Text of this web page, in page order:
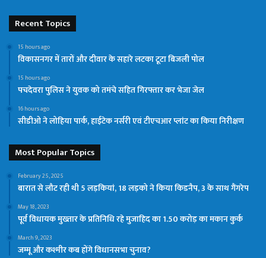
Recent Topics
15 hours ago
विकासनगर में तारों और दीवार के सहारे लटका टूटा बिजली पोल
15 hours ago
पचदेवरा पुलिस ने युवक को तमंचे सहित गिरफ्तार कर भेजा जेल
16 hours ago
सीडीओ ने लोहिया पार्क, हाईटेक नर्सरी एवं टीएचआर प्लांट का किया निरीक्षण
Most Popular Topics
February 25, 2025
बारात से लौट रही थी 5 लड़कियां, 18 लड़को ने किया किडनैप, 3 के साथ गैंगरेप
May 18, 2023
पूर्व विधायक मुख्तार के प्रतिनिधि रहे मुजाहिद का 1.50 करोड़ का मकान कुर्क
March 9, 2023
जम्मू और कश्मीर कब होंगे विधानसभा चुनाव?